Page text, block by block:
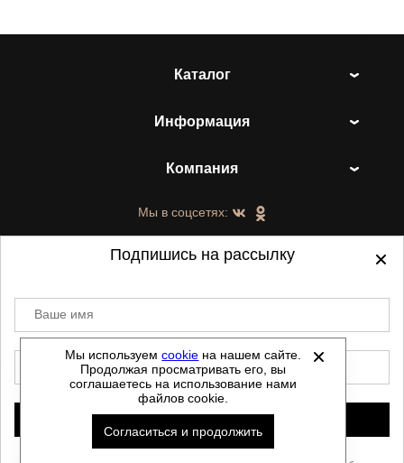
Каталог
Информация
Компания
Мы в соцсетях:
©2021-2026 - ShoesTown.ru - все права
защищены.
Данный сайт не является интернет магазином и
не является публичной офертой.
Политика обработки персональных данных
Автоматизировано -
Мы используемcookie на нашем сайте.
Продолжая просматривать его, вы
соглашаетесь на использование нами
файлов cookie.
Согласиться и продолжить
Подпишись на рассылку
Ваше имя